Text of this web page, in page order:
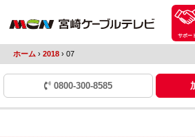
サポー
ホーム › 2018 ›07
0800-300-8585